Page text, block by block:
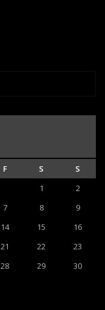
F S
S
1
2
7 8
9
14 15
16
21 22
23
28 29
30